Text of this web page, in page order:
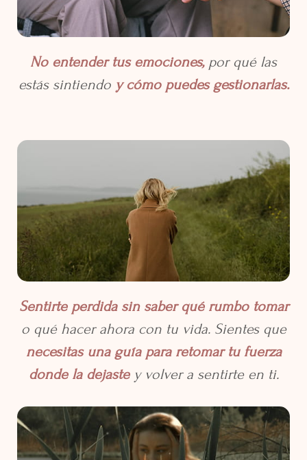
No entender tus emociones,por qué las
estás sintiendoy cómo puedes gestionarlas.
Sentirte perdida sin saber qué rumbo tomar
o qué hacer ahora con tu vida. Sientes que
necesitas una guía para retomar tu fuerza
donde la dejaste y volver a sentirte en ti.